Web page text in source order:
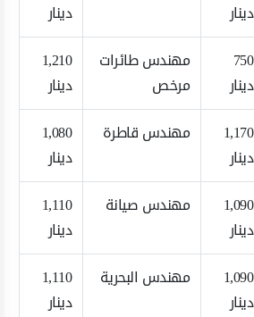
دينار
دينار
750
دينار
مهندس طائرات
مرخص
1,210
دينار
1,170
دينار
مهندس قاطرة
1,080
دينار
1,090
دينار
مهندس صيانة
1,110
دينار
1,090
دينار
مهندس البحرية
1,110
دينار